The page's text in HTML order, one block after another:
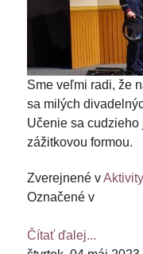
Sme veľmi radi, že
sa milých
Učenie sa
zážitkovou formou.
Zverejnené v
Označené v
Čítať ďalej...